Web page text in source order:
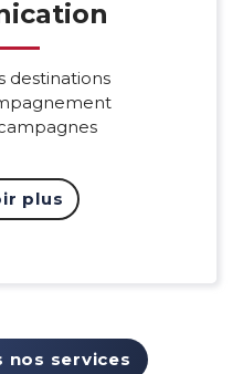
destinations
plus
nos services